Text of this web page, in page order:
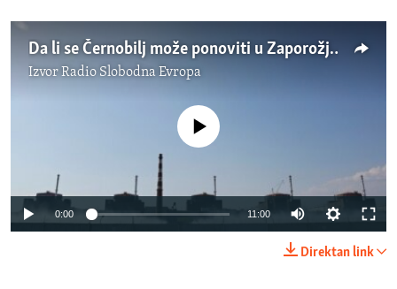
Da li se Černobilj može ponoviti u Zaporožju?
IzvorRadio Slobodna Evropa
No media source currently available
0:00 11:00
Direktan link